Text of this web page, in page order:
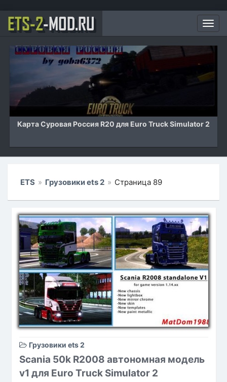
ETS-2-MOD.RU
Карта Российские просторы v7.1 для Euro Truck
ETS » Грузовики ets 2 » Страница 89
Грузовики ets 2
Scania 50k R2008 автономная модель
v1 для Euro Truck Simulator 2